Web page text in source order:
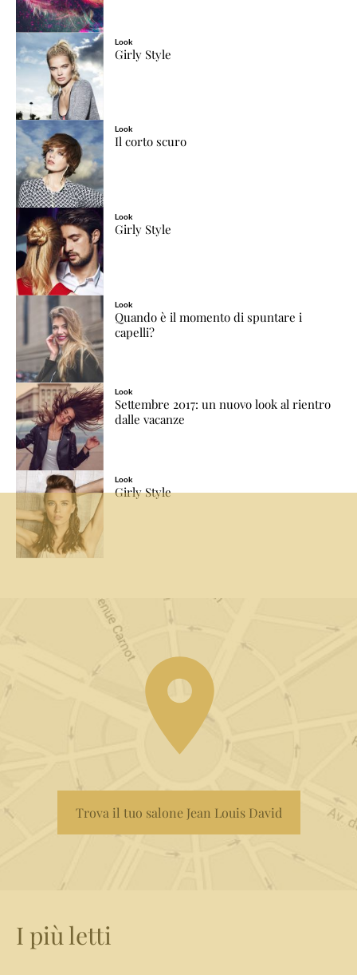
Look
Girly Style
Look
Il corto scuro
Look
Girly Style
Look
Quando è il momento di spuntare i
capelli?
Look
Settembre 2017: un nuovo look al rientro
dalle vacanze
Look
Girly Style
Trova il tuo salone Jean Louis David
I più letti